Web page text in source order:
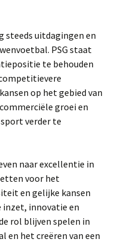
steeds uitdagingen en
PSG staat
te behouden
op het gebied van
groei en
verder te
naar excellentie in
voor het
en gelijke kansen
inzet, innovatie en
rol blijven spelen in
en het creëren van een